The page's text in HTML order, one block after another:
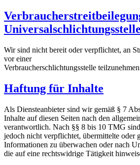
Universalschlichtungsstelle
Wir sind nicht bereit oder verpflichtet, an
vor einer
Verbraucherschlichtungsstelle
Haftung für Inhalte
Als Diensteanbieter sind wir gemäß § 7
Inhalte auf diesen Seiten nach den
verantwortlich. Nach §§ 8 bis 10 TMG
jedoch nicht verpflichtet, übermittelte oder
Informationen zu überwachen oder nach
die auf eine rechtswidrige Tätigkeit